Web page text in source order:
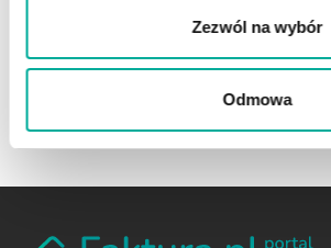
Zezwól na wybór
Odmowa
ZAMÓW ROZMOWĘ